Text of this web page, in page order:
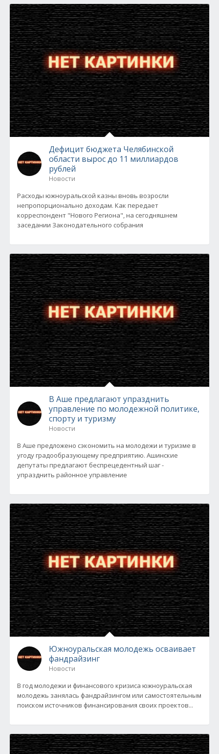
Дефицит бюджета Челябинской
области вырос до 11 миллиардов
рублей
Новости
Расходы южноуральской казны вновь возросли
непропорционально доходам. Как передает
корреспондент "Нового Региона", на сегодняшнем
заседании Законодательного собрания
В Аше предлагают упразднить
управление по молодежной политике,
спорту и туризму
Новости
В Аше предложено сэкономить на молодежи и туризме в
угоду градообразующему предприятию. Ашинские
депутаты предлагают беспрецедентный шаг -
упразднить районное управление
Южноуральская молодежь осваивает
фандрайзинг
Новости
В год молодежи и финансового кризиса южноуральская
молодежь занялась фандрайзингом или самостоятельным
поиском источников финансирования своих проектов...